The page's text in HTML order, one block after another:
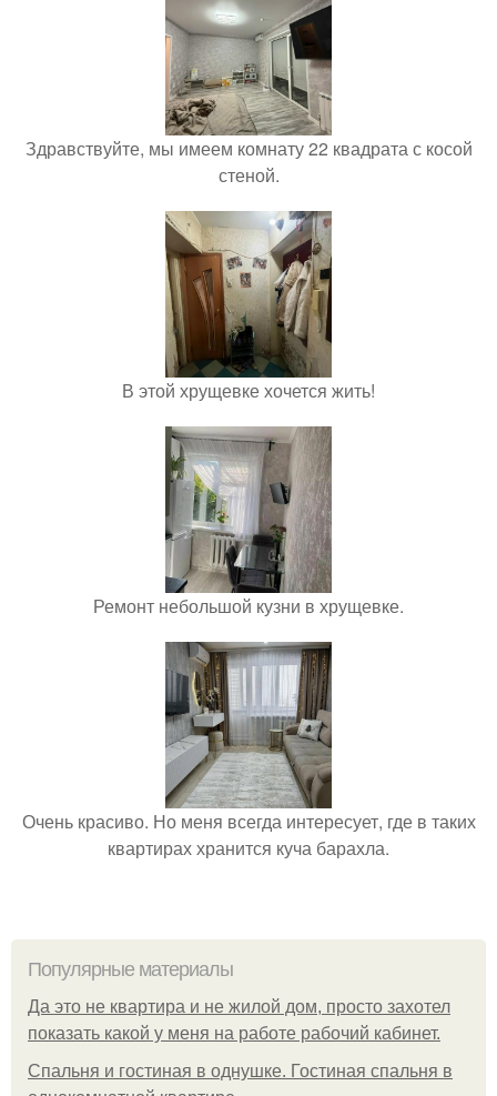
Здравствуйте, мы имеем комнату 22 квадрата с косой
стеной.
В этой хрущевке хочется жить!
Ремонт небольшой кузни в хрущевке.
Очень красиво. Но меня всегда интересует, где в таких
квартирах хранится куча барахла.
Популярные материалы
Да это не квартира и не жилой дом, просто захотел
показать какой у меня на работе рабочий кабинет.
Спальня и гостиная в однушке. Гостиная спальня в